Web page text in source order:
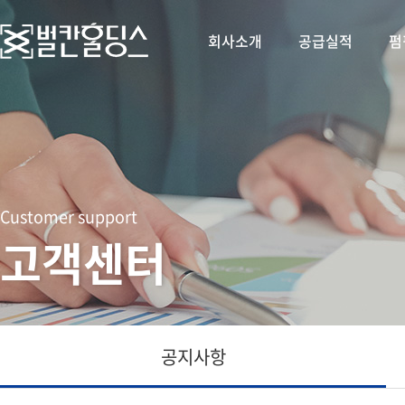
회사소개 공급실적
Customer support
고객센터
공지사항